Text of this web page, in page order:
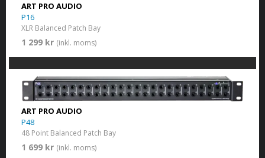
ART PRO AUDIO
P16
XLR Balanced Patch Bay
1 299 kr (inkl. moms)
ART PRO AUDIO
P48
48 Point Balanced Patch Bay
1 699 kr (inkl. moms)